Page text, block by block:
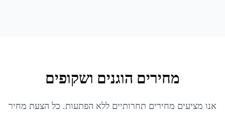
מחירים הוגנים ושקופים
אנו מציעים מחירים תחרותיים ללא הפתעות. כל הצעת מחיר